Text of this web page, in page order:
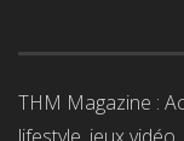
THM Magazine :